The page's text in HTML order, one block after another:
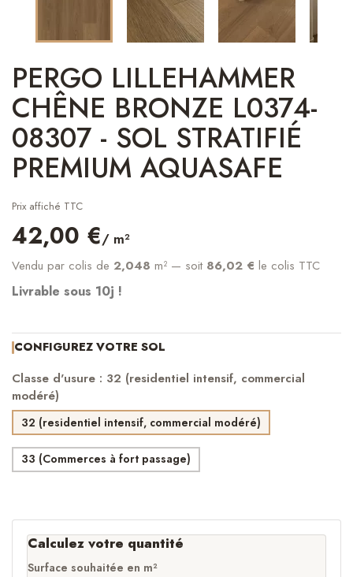
PERGO LILLEHAMMER
CHÊNE BRONZE L0374-
08307 - SOL STRATIFIÉ
PREMIUM AQUASAFE
Prix affiché TTC
42,00 €/ m²
Vendu par colis de 2,048 m² — soit 86,02 € le colis TTC
Livrable sous 10j !
CONFIGUREZ VOTRE SOL
Classe d'usure : 32 (residentiel intensif, commercial
modéré)
32 (residentiel intensif, commercial modéré)
33 (Commerces à fort passage)
Calculez votre quantité
Surface souhaitée en m²